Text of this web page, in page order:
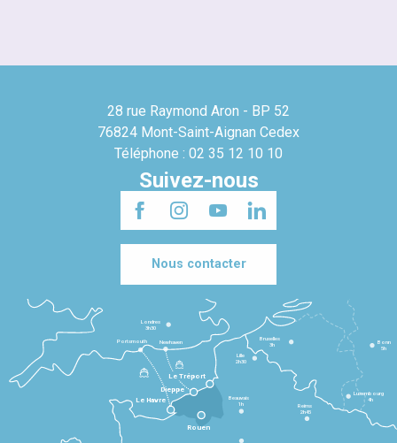
28 rue Raymond Aron - BP 52
76824 Mont-Saint-Aignan Cedex
Téléphone : 02 35 12 10 10
Suivez-nous
Nous contacter
Le Havre
Dieppe
Le Tréport
Beauvais
1h
Reims
2h45
Lille
2h30
Bruxelles
3h
Londres
3h30
Newhaven
Portsmouth
Bonn
5h
Luxembourg
4h
Rouen